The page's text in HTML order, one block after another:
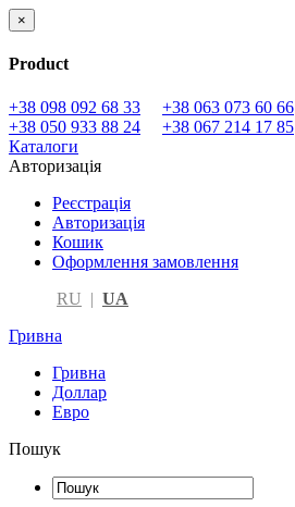
×
Product
+38 098 092 68 33
+38 063 073 60 66
+38 050 933 88 24
+38 067 214 17 85
Каталоги
Авторизація
Реєстрація
Авторизація
Кошик
Оформлення замовлення
RU | UA
Гривна
Гривна
Доллар
Евро
Пошук